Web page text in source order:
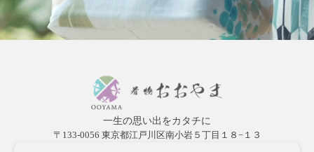
一生の思い出をカタチに
〒133-0056 東京都江戸川区南小岩５丁目１８−１３